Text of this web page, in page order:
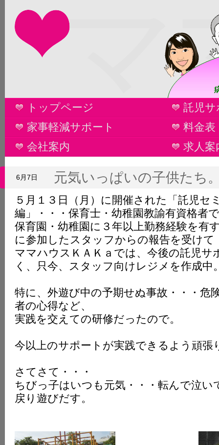
マ
トップページ
託児
家事軽減サポート
料金表
会社案内
求人案
元気いっぱいの子供たち
6月7日
５月１３日（月）に開催された「託児セ
編」・・・保育士・幼稚園教諭有資格者
保育園・幼稚園に３年以上勤務経験を有
に参加したスタッフからの報告を受けて
ママハウスＫＡＫａでは、今後の託児サ
く、只今、スタッフ向けレジメを作成中
特に、外遊び中の予期せぬ事故・・・危
者の心得など、
実践を交えての研修だったので。
今以上のサポートが実践できるよう頑張
さてさて・・・
ちびっ子はいつも元気・・・転んで泣い
戻り遊びだす。